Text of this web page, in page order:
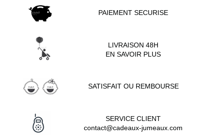
PAIEMENT SECURISE
LIVRAISON 48H
EN SAVOIR PLUS
SATISFAIT OU REMBOURSE
SERVICE CLIENT
contact@cadeaux-jumeaux.com